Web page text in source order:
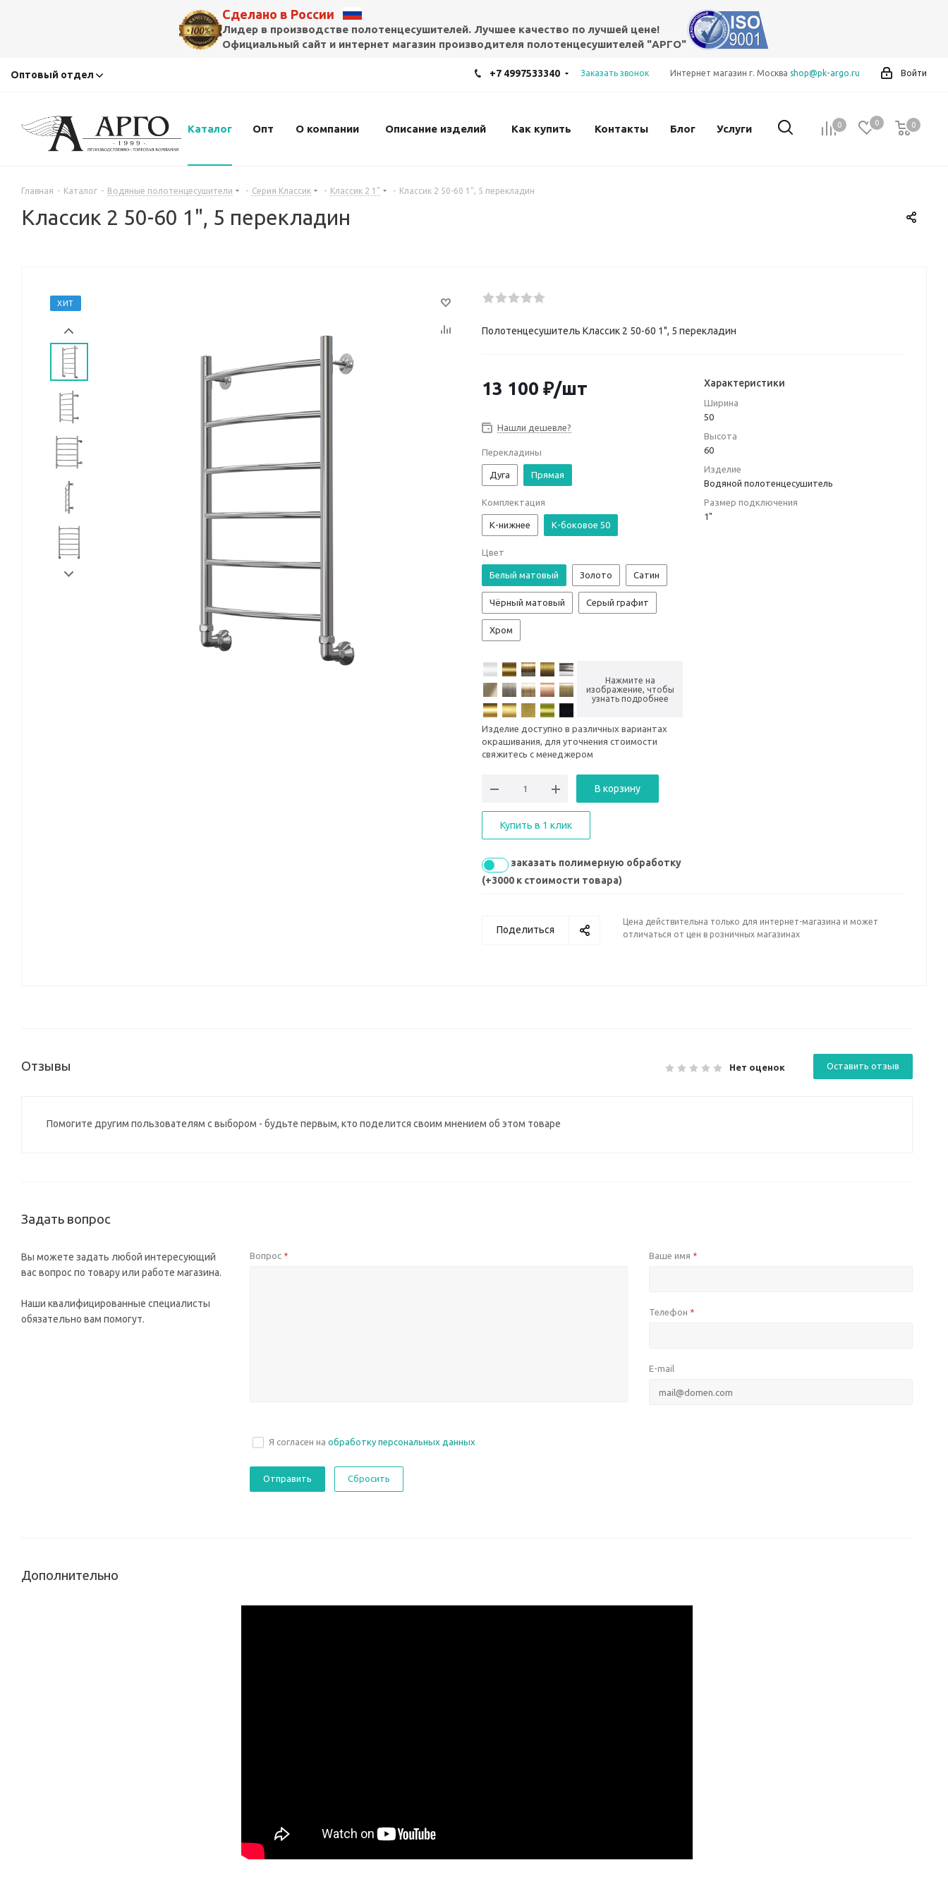
Сделано в России
Лидер в производстве полотенцесушителей. Лучшее качество по лучшей цене!
Официальный сайт и интернет магазин производителя полотенцесушителей "АРГО"
Оптовый отдел Войти
Интернет магазин г. Москва shop@pk-argo.ru
+7 4997533340 Заказать звонок
0 0 0
0
Каталог Опт О компании Описание изделий Как купить Контакты Блог Услуги
Главная - Каталог - Водяные полотенцесушители - Серия Классик - Классик 2 1" - Классик 2 50-60 1", 5 перекладин
Классик 2 50-60 1", 5 перекладин
ХИТ
Полотенцесушитель Классик 2 50-60 1", 5 перекладин
13 100 ₽/шт
Нашли дешевле?
Перекладины
Дуга Прямая
Комплектация
К-нижнее К-боковое 50
Цвет
Белый матовый Золото Сатин
Чёрный матовый Серый графит
Хром
Нажмите на
изображение, чтобы
узнать подробнее
Изделие доступно в различных вариантах
окрашивания, для уточнения стоимости
свяжитесь с менеджером
В корзину
Купить в 1 клик
заказать полимерную обработку
(+3000 к стоимости товара)
Характеристики
Ширина
50
Высота
60
Изделие
Водяной полотенцесушитель
Размер подключения
1"
Поделиться
Цена действительна только для интернет-магазина и может
отличаться от цен в розничных магазинах
Отзывы Нет оценок Оставить отзыв
Помогите другим пользователям с выбором - будьте первым, кто поделится своим мнением об этом товаре
Задать вопрос
Вы можете задать любой интересующий
вас вопрос по товару или работе магазина.
Наши квалифицированные специалисты
обязательно вам помогут.
Вопрос * Ваше имя *
Телефон *
E-mail
Я согласен на обработку персональных данных
Сбросить
Дополнительно